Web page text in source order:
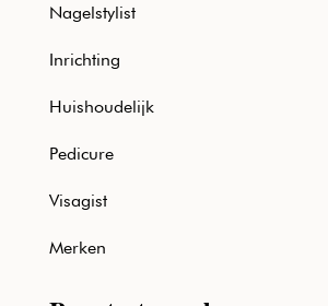
Nagelstylist
Inrichting
Huishoudelijk
Pedicure
Visagist
Merken